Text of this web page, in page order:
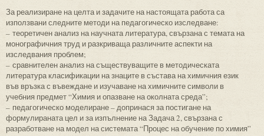
За реализиране на целта и задачите на настоящата работа са
използвани следните методи на педагогическо изследване:
– теоретичен анализ на научната литература, свързана с темата на
монографичния труд и разкриваща различните аспекти на
изследвания проблем;
– сравнителен анализ на съществуващите в методическата
литература класификации на знаците в състава на химичния език
във връзка с въвеждане и изучаване на химичните символи в
учебния предмет “Химия и опазване на околната среда”;
– педагогическо моделиране – допринася за постигане на
формулираната цел и за изпълнение на Задача 2, свързана с
разработване на модел на системата “Процес на обучение по химия”